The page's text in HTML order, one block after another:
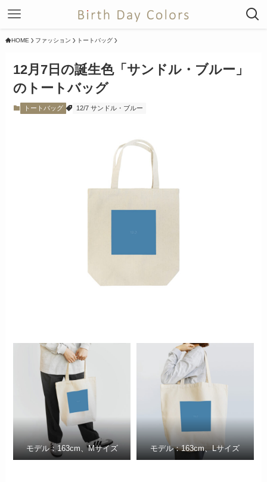
HOME ファッション トートバッグ
12月7日の誕生色「サンドル・ブルー」
のトートバッグ
トートバッグ 12/7 サンドル・ブルー
モデル：163cm、Mサイズ モデル：163cm、Lサイズ